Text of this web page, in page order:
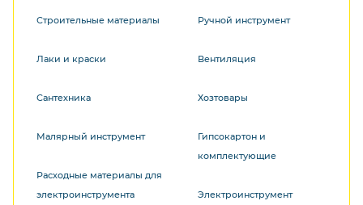
Строительные материалы
Лаки и краски
Сантехника
Малярный инструмент
Расходные материалы для
электроинструмента
Ручной инструмент
Вентиляция
Хозтовары
Гипсокартон и
комплектующие
Электроинструмент